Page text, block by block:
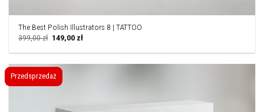
The Best Polish Illustrators 8 | TATTOO
399,00zł Pierwotna
cena
wynosiła:
149,00 złAktualna
wynosi:
Przedsprzedaż